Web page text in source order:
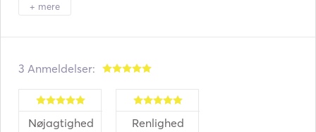
χρόνο ταξιδεύω σε όλο το Αιγαίο με την οικογένεια
επαγγελματικά. Μου αρέσει να περνάω τις ώρες μου
και να το συντηρώ μόνος μου.
+ mere
3 Anmeldelser:
Nøjagtighed Renlighed